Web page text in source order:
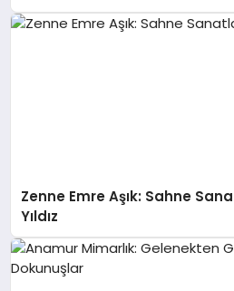
Zenne Emre Aşık: Sahne
Yıldız